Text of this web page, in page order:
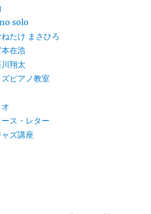
solo
たけ まさひろ
在浩
翔太
ピアノ教室
ス・レター
ズ講座